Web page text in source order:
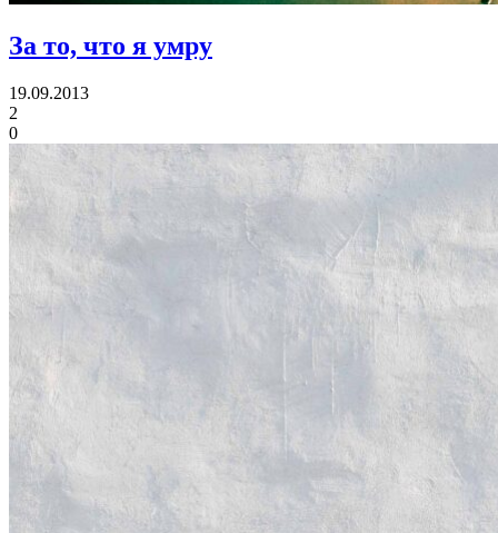
За то, что я умру
19.09.2013
2
0